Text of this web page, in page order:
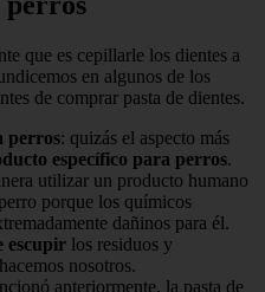
que es cepillarle los dientes a
en algunos de los
de comprar pasta de dientes.
perros: quizás el aspecto más
específico para perros.
utilizar un producto humano
porque los químicos
dañinos para él.
escupir los residuos y
nosotros.
anteriormente, la pasta de